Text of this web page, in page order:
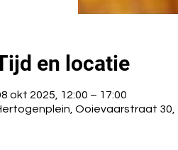
en locatie
okt 2025, 12:00 – 17:00
Ooievaarstraat 30,